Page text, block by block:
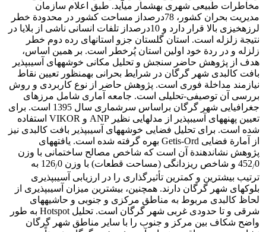
مخاطرات طبیعی شهری به‏شمار می‏آید. طبق اعلام سازمان
مدیریت بحران کشور، 78درصداز مساحت کشور در محدودة خطر
لرزه‏خیزی بالا قرار دارد و 10درصداز تلفات انسانی ناشی از بلایا در
نتیجة زلزله است. استان گلستان جزو استان‏های رده دوم خطر
زلزله و در ردة خود اولین استان پُرخطر است. بر همین اساس،
هدف از پژوهش حاضر سنجش و تحلیل مکانی خوشه‏های آسیب‏پذیر
بافت کالبدی شهر گرگان در شرایط بحرانی به‏منظور تعیین نقاط
نیازمند مداخلة فوری است. پژوهش حاضر از نوع کاربردی و روش
بررسی آن توصیفی-تحلیلی است. جامعه آماری شامل مرزهای
جغرافیایی شهر گرگان براساس سرشماری سال 1395 است. برای
تعیین پهنه‏های آسیب‏پذیر از مدل‏هایی نظیر ANP و VIKOR استفاده
شده است. برای تحلیل فضایی خوشه‏های آسیب‏پذیر بافت کالبدی نیز
از آمارة فضایی Getis-Ord بهره گرفته شده است. یافته‏های
پژوهش نشان‏دهندة آن است که شاخص مصالح ساختمانی با وزن
452/0 و شاخص ریزدانگی (مساحت قطعات) با وزن 126 /
0‏ به
ترتیب بیشترین و کمترین تأثیرگذاری را در ارزیابی آسیب‏پذیری
بلوک‏های شهر گرگان دارند. همچنین، بیشترین میزان آسیب‏پذیری از
لحاظ کالبدی مربوط به مناطق مرکزی و جنوبی و حاشیه‏های
شرقی و تا حدودی غربی شهر گرگان است. تحلیل Hotspot به طور
واضح شکاف بین مرکز و جنوب را با سایر مناطق شهر گرگان